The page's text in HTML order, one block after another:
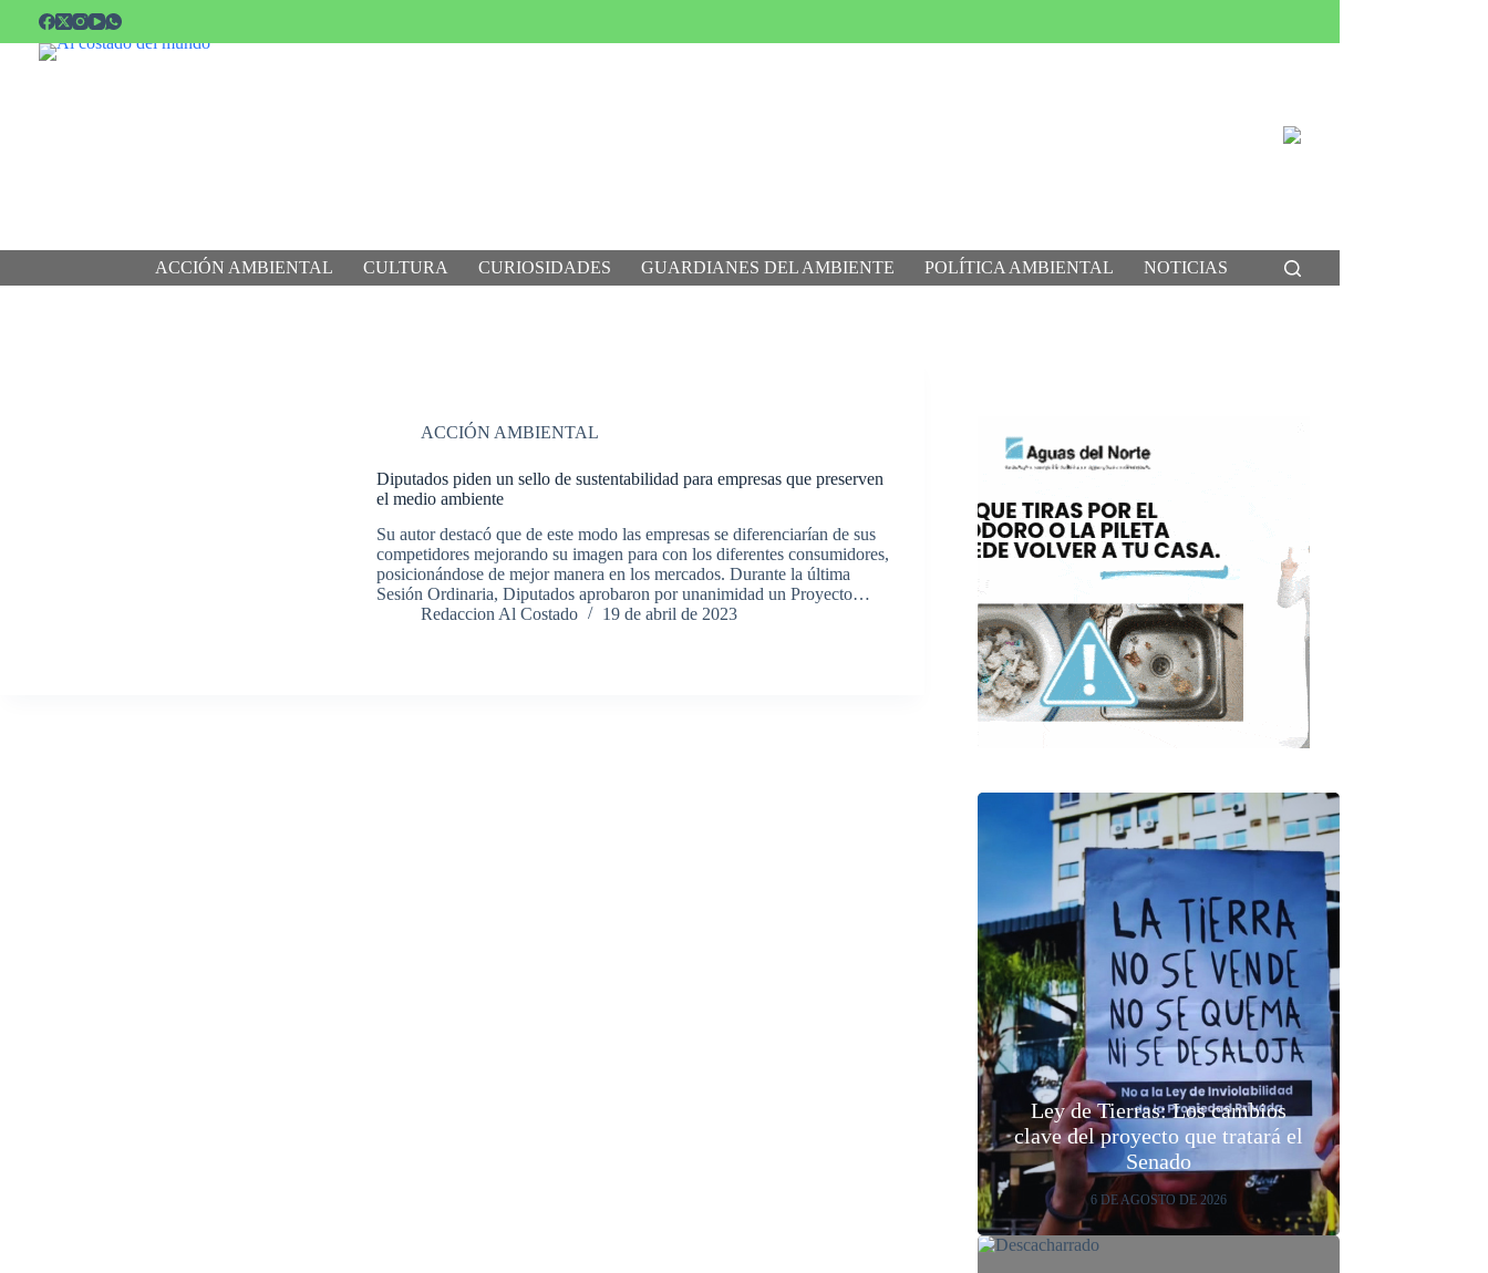
contenido
ACCIÓN AMBIENTAL CULTURA CURIOSIDADES GUARDIANES DEL AMBIENTE POLÍTICA AMBIENTAL NOTICIAS
ACCIÓN AMBIENTAL
Diputados piden un sello de sustentabilidad para empresas que preserven
el medio ambiente
Su autor destacó que de este modo las empresas se diferenciarían de sus
competidores mejorando su imagen para con los diferentes consumidores,
posicionándose de mejor manera en los mercados. Durante la última
Sesión Ordinaria, Diputados aprobaron por unanimidad un Proyecto…
Redaccion Al Costado
19 de abril de 2023
Ley de Tierras: Los cambios
clave del proyecto que tratará el
Senado
6 DE AGOSTO DE 2026